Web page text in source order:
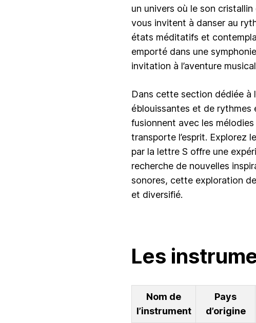
un univers où le son
vous invitent à danser au
états méditatifs et
emporté dans une
invitation à l’aventure
Dans cette section dédiée à
éblouissantes et de rythmes
fusionnent avec les
transporte l’esprit. Explorez
par la lettre S offre une
recherche de nouvelles
sonores, cette exploration
et diversifié.
Les
Nom de
l’instrument
Pays
d’origine